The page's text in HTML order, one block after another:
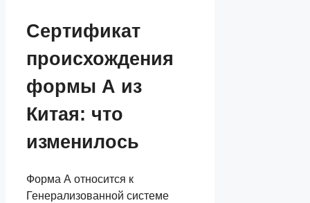
Сертификат
происхождения
формы А из
Китая: что
изменилось
Форма А относится к
Генерализованной системе